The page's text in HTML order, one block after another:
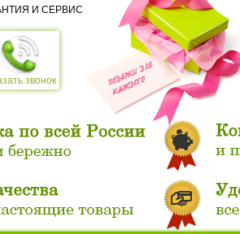
звонок
И СЕРВИС